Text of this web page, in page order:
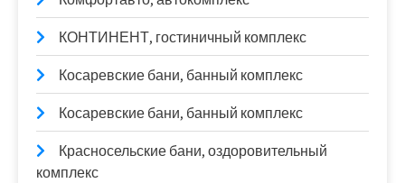
КОНТИНЕНТ, гостиничный комплекс
Косаревские бани, банный комплекс
Косаревские бани, банный комплекс
Красносельские бани, оздоровительный
комплекс